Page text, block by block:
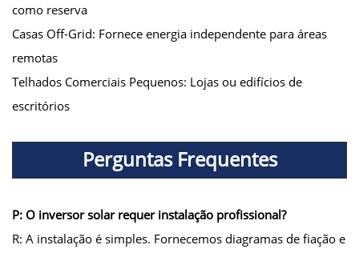
como reserva
Casas Off-Grid: Fornece energia independente para áreas
remotas
Telhados Comerciais Pequenos: Lojas ou edifícios de
escritórios
Perguntas Frequentes
P: O inversor solar requer instalação profissional?
R: A instalação é simples. Fornecemos diagramas de fiação e